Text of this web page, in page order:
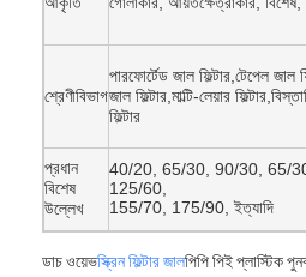
ধাতু জাল বেড়া
মৌমাছির চাকের জাল
শ্রেণীবিভাগ
পারফোর্টেড জাল ফিল্টার,টেপেল জাল
জাল ফিল্টার,মাল্টি-লেয়ার
ফিল্টার
প্রধান
বিশেষ
উল্লেখ
40/20, 65/30, 90/30, 65/
125/60,
155/70, 175/90, ইত্যাদি
ডাচ ওয়েভস্ক্রিন ফিল্টার জালপিপি পিই প্লাস্টিক